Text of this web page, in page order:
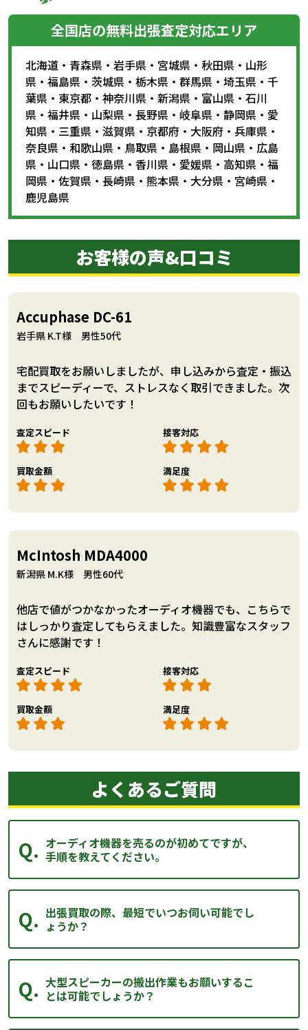
全国店の無料出張査定対応エリア
北海道 ・ 青森県 ・ 岩手県 ・ 宮城県 ・ 秋田県 ・ 山形
県 ・ 福島県 ・ 茨城県 ・ 栃木県 ・ 群馬県 ・ 埼玉県 ・ 千
葉県 ・ 東京都 ・ 神奈川県 ・ 新潟県 ・ 富山県 ・ 石川
県 ・ 福井県 ・ 山梨県 ・ 長野県 ・ 岐阜県 ・ 静岡県 ・ 愛
知県 ・ 三重県 ・ 滋賀県 ・ 京都府 ・ 大阪府 ・ 兵庫県 ・
奈良県 ・ 和歌山県 ・ 鳥取県 ・ 島根県 ・ 岡山県 ・ 広島
県 ・ 山口県 ・ 徳島県 ・ 香川県 ・ 愛媛県 ・ 高知県 ・ 福
岡県 ・ 佐賀県 ・ 長崎県 ・ 熊本県 ・ 大分県 ・ 宮崎県 ・
鹿児島県
お客様の声&口コミ
Accuphase DC-61
岩手県 K.T様 男性50代
宅配買取をお願いしましたが、申し込みから査定・振込
までスピーディーで、ストレスなく取引できました。次
回もお願いしたいです！
査定スピード 接客対応
買取金額 満足度
McIntosh MDA4000
新潟県 M.K様 男性60代
他店で値がつかなかったオーディオ機器でも、こちらで
はしっかり査定してもらえました。知識豊富なスタッフ
さんに感謝です！
査定スピード 接客対応
買取金額 満足度
よくあるご質問
オーディオ機器を売るのが初めてですが、
手順を教えてください。
出張買取の際、最短でいつお伺い可能でし
ょうか？
大型スピーカーの搬出作業もお願いするこ
とは可能でしょうか？